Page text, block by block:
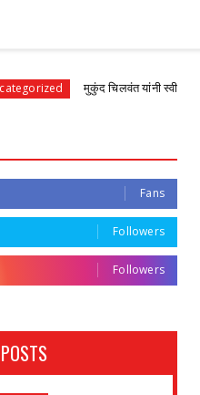
मुकुंद चिलवंत यांनी स्वीकारला अहिल्यानगर
Fans
Followers
Followers